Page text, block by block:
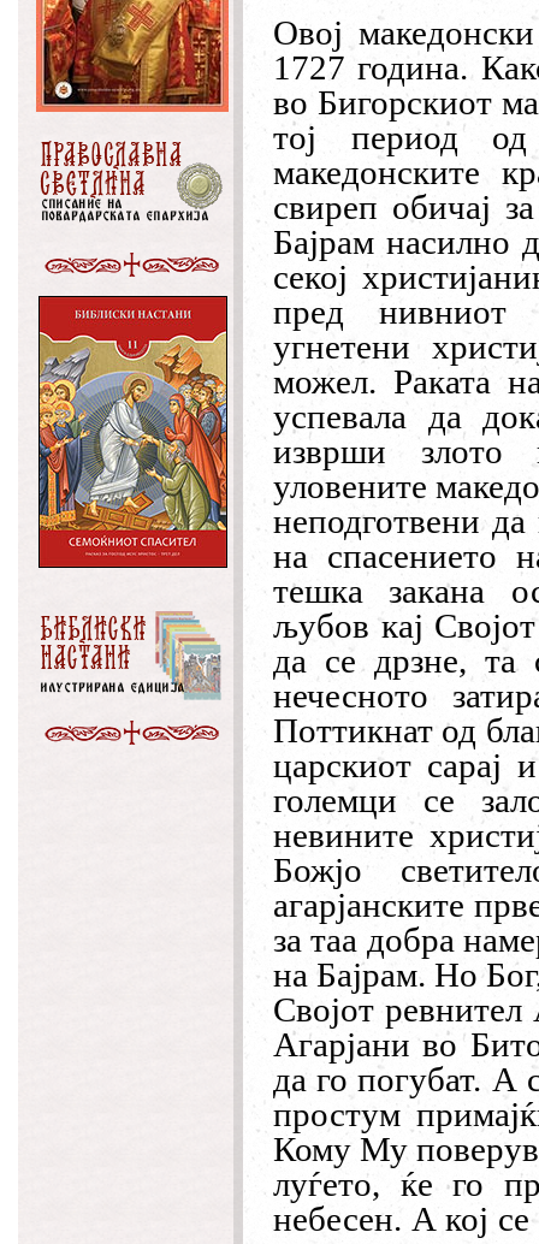
Овој
1727 година.
во Бигорскиот
тој период од
македонските
свиреп обичај
Бајрам насилно
секој
пред нивниот
угнетени
можел. Раката
успевала да
изврши злото
уловените
неподготвени
на спасението
тешка закана
љубов кај
да се дрзне,
нечесното
Поттикнат од
царскиот сарај
големци се
невините
Божјо
агарјанските
за таа добра
на Бајрам. Но
Својот
Агарјани во
да го погубат. А
простум
Кому Му
луѓето, ќе го
небесен. А кој